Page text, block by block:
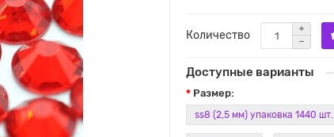
Количество
Доступные варианты
Рaзмер:
ss8 (2,5 мм) упаковка 1440 шт.